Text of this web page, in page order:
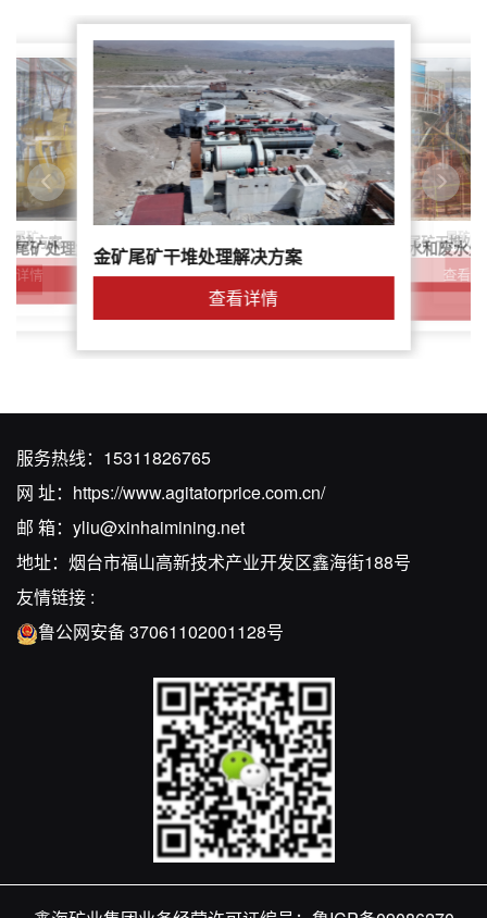
尾矿
解决方案
详情
尾矿处理解决方案简介金矿尾矿干堆处理解决方案
查看详情
鑫海尾矿处理系统：尾矿水和废水
解决方案
针对稀土尾矿干堆处
查看
尾矿干
服务热线： 15311826765
网 址： https://www.agitatorprice.com.cn/
邮 箱： yliu@xinhaimining.net
地址：烟台市福山高新技术产业开发区鑫海街188号
友情链接 :
鲁公网安备 37061102001128号